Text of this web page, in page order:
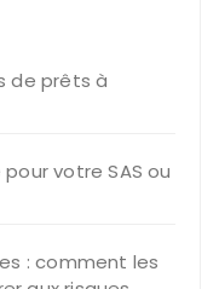
de prêts à
votre SAS ou
: comment les